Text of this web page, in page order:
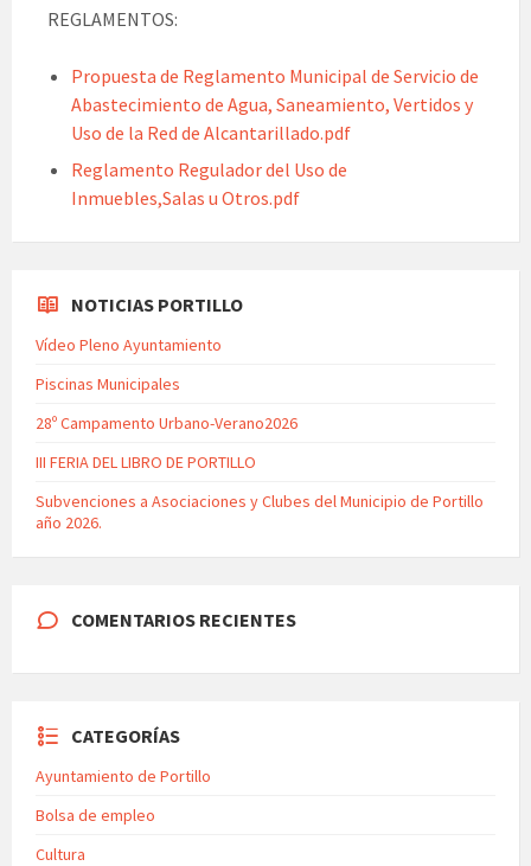
REGLAMENTOS:
Propuesta de Reglamento Municipal de Servicio de
Abastecimiento de Agua, Saneamiento, Vertidos y
Uso de la Red de Alcantarillado.pdf
Reglamento Regulador del Uso de
Inmuebles,Salas u Otros.pdf
NOTICIAS PORTILLO
Vídeo Pleno Ayuntamiento
Piscinas Municipales
28º Campamento Urbano-Verano2026
III FERIA DEL LIBRO DE PORTILLO
Subvenciones a Asociaciones y Clubes del Municipio de Portillo
año 2026.
COMENTARIOS RECIENTES
CATEGORÍAS
Ayuntamiento de Portillo
Bolsa de empleo
Cultura